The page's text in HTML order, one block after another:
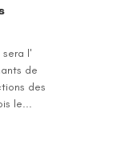
l'
de
des
le...